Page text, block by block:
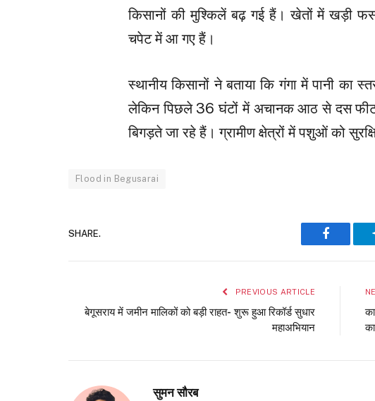
किसानों की मुश्किलें बढ़ गई हैं। खेतों में खड़ी
चपेट में आ गए हैं।
स्थानीय किसानों ने बताया कि गंगा में पानी का
लेकिन पिछले 36 घंटों में अचानक आठ से दस फीट
बिगड़ते जा रहे हैं। ग्रामीण क्षेत्रों में पशुओं को
Flood in Begusarai
SHARE.
Facebook
PREVIOUS ARTICLE
बेगूसराय में जमीन मालिकों को बड़ी राहत- शुरू हुआ रिकॉर्ड सुधार
महाअभियान
सुमन सौरब